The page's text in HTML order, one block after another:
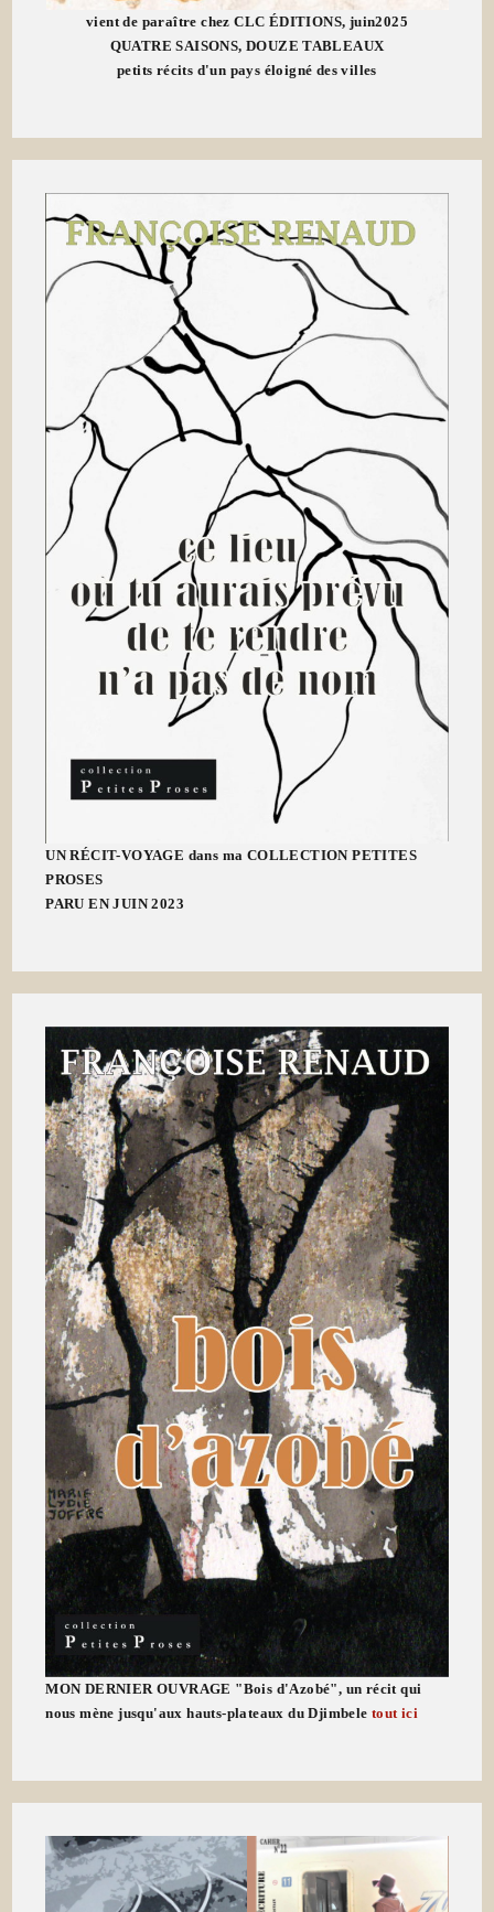
vient de paraître chez CLC ÉDITIONS, juin2025
QUATRE SAISONS, DOUZE TABLEAUX
petits récits d'un pays éloigné des villes
UN RÉCIT-VOYAGE dans ma COLLECTION PETITES
PROSES
PARU EN JUIN 2023
MON DERNIER OUVRAGE "Bois d'Azobé", un récit qui
nous mène jusqu'aux hauts-plateaux du Djimbeletout ici